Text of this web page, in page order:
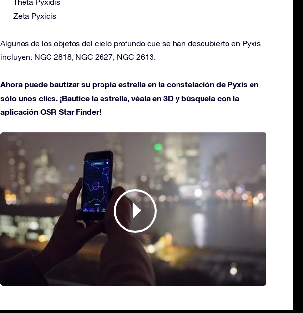
Theta Pyxidis
Zeta Pyxidis
Algunos de los objetos del cielo profundo que se han descubierto en Pyxis
incluyen: NGC 2818, NGC 2627, NGC 2613.
Ahora puede bautizar su propia estrella en la constelación de Pyxis en
sólo unos clics. ¡Bautice la estrella, véala en 3D y búsquela con la
aplicación OSR Star Finder!